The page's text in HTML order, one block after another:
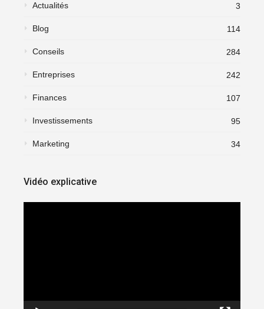
Actualités 3
Blog 114
Conseils 284
Entreprises 242
Finances 107
Investissements 95
Marketing 34
Vidéo explicative